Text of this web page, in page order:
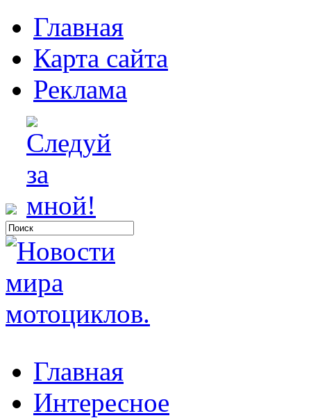
Главная
Карта сайта
Реклама
Главная
Интересное